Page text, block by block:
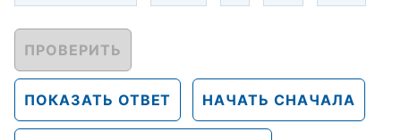
ПРОВЕРИТЬ
ПОКАЗАТЬ ОТВЕТ НАЧАТЬ СНАЧАЛА